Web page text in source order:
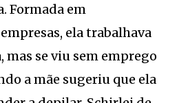
Formada em
ela trabalhava
mas se viu sem emprego
a mãe sugeriu que ela